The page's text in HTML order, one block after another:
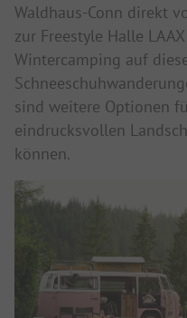
Waldhaus-Conn direkt
zur Freestyle Halle
Wintercamping auf
sind weitere Optionen
eindrucksvollen
können.